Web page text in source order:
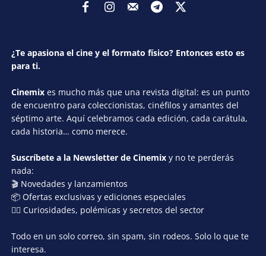
¿Te apasiona el cine y el formato físico? Entonces esto es
para ti.
Cinemix es mucho más que una revista digital: es un punto
de encuentro para coleccionistas, cinéfilos y amantes del
séptimo arte. Aquí celebramos cada edición, cada carátula,
cada historia… como merece.
Suscríbete a la Newsletter de Cinemix y no te perderás
nada:
🎬 Novedades y lanzamientos
📦 Ofertas exclusivas y ediciones especiales
🕵️‍♂️ Curiosidades, polémicas y secretos del sector
Todo en un solo correo, sin spam, sin rodeos. Solo lo que te
interesa.